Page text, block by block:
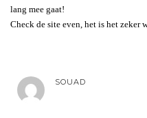
lang mee gaat!
Check de site even, het is het zeker
SOUAD